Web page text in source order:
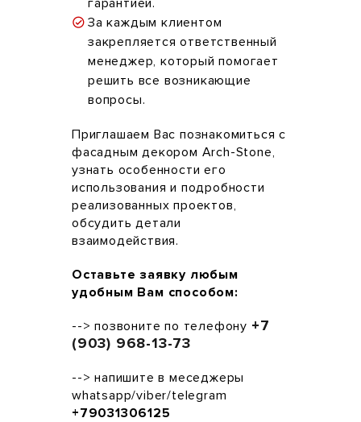
За каждым клиентом
закрепляется ответственный
менеджер, который помогает
решить все возникающие
вопросы.
Приглашаем Вас познакомиться с
фасадным декором Arch-Stone,
узнать особенности его
использования и подробности
реализованных проектов,
обсудить детали
взаимодействия.
Оставьте заявку любым
удобным Вам способом:
--> позвоните по телефону +7
(903) 968-13-73
--> напишите в меседжеры
whatsapp/viber/telegram
+79031306125